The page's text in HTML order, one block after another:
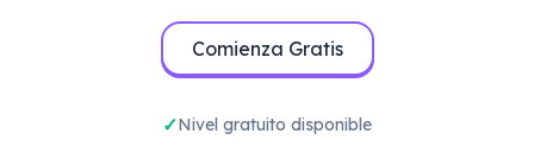
Comienza Gratis
Nivel gratuito disponible